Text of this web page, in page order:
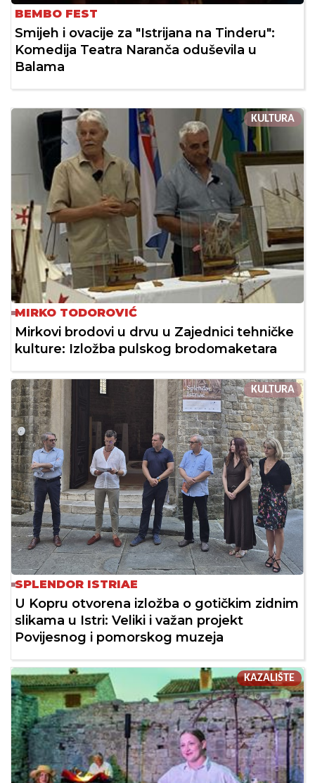
BEMBO FEST
Smijeh i ovacije za "Istrijana na Tinderu":
Komedija Teatra Naranča oduševila u
Balama
KULTURA
MIRKO TODOROVIĆ
Mirkovi brodovi u drvu u Zajednici tehničke
kulture: Izložba pulskog brodomaketara
KULTURA
SPLENDOR ISTRIAE
U Kopru otvorena izložba o gotičkim zidnim
slikama u Istri: Veliki i važan projekt
Povijesnog i pomorskog muzeja
KAZALIŠTE